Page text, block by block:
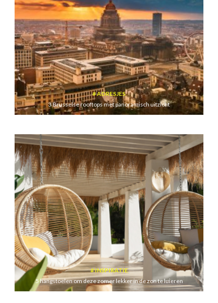
ADRESJES
3 Brusselse rooftops met panoramisch uitzicht
INSPIRATIE
5 hangstoelen om deze zomer lekker in de zon te luieren